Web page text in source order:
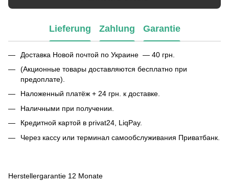
Lieferung Zahlung Garantie
Доставка Новой почтой по Украине — 40 грн.
(Акционные товары доставляются бесплатно при
предоплате).
Наложенный платёж + 24 грн. к доставке.
Наличными при получении.
Кредитной картой в privat24, LiqPay.
Через кассу или терминал самообслуживания Приватбанк.
Herstellergarantie 12 Monate